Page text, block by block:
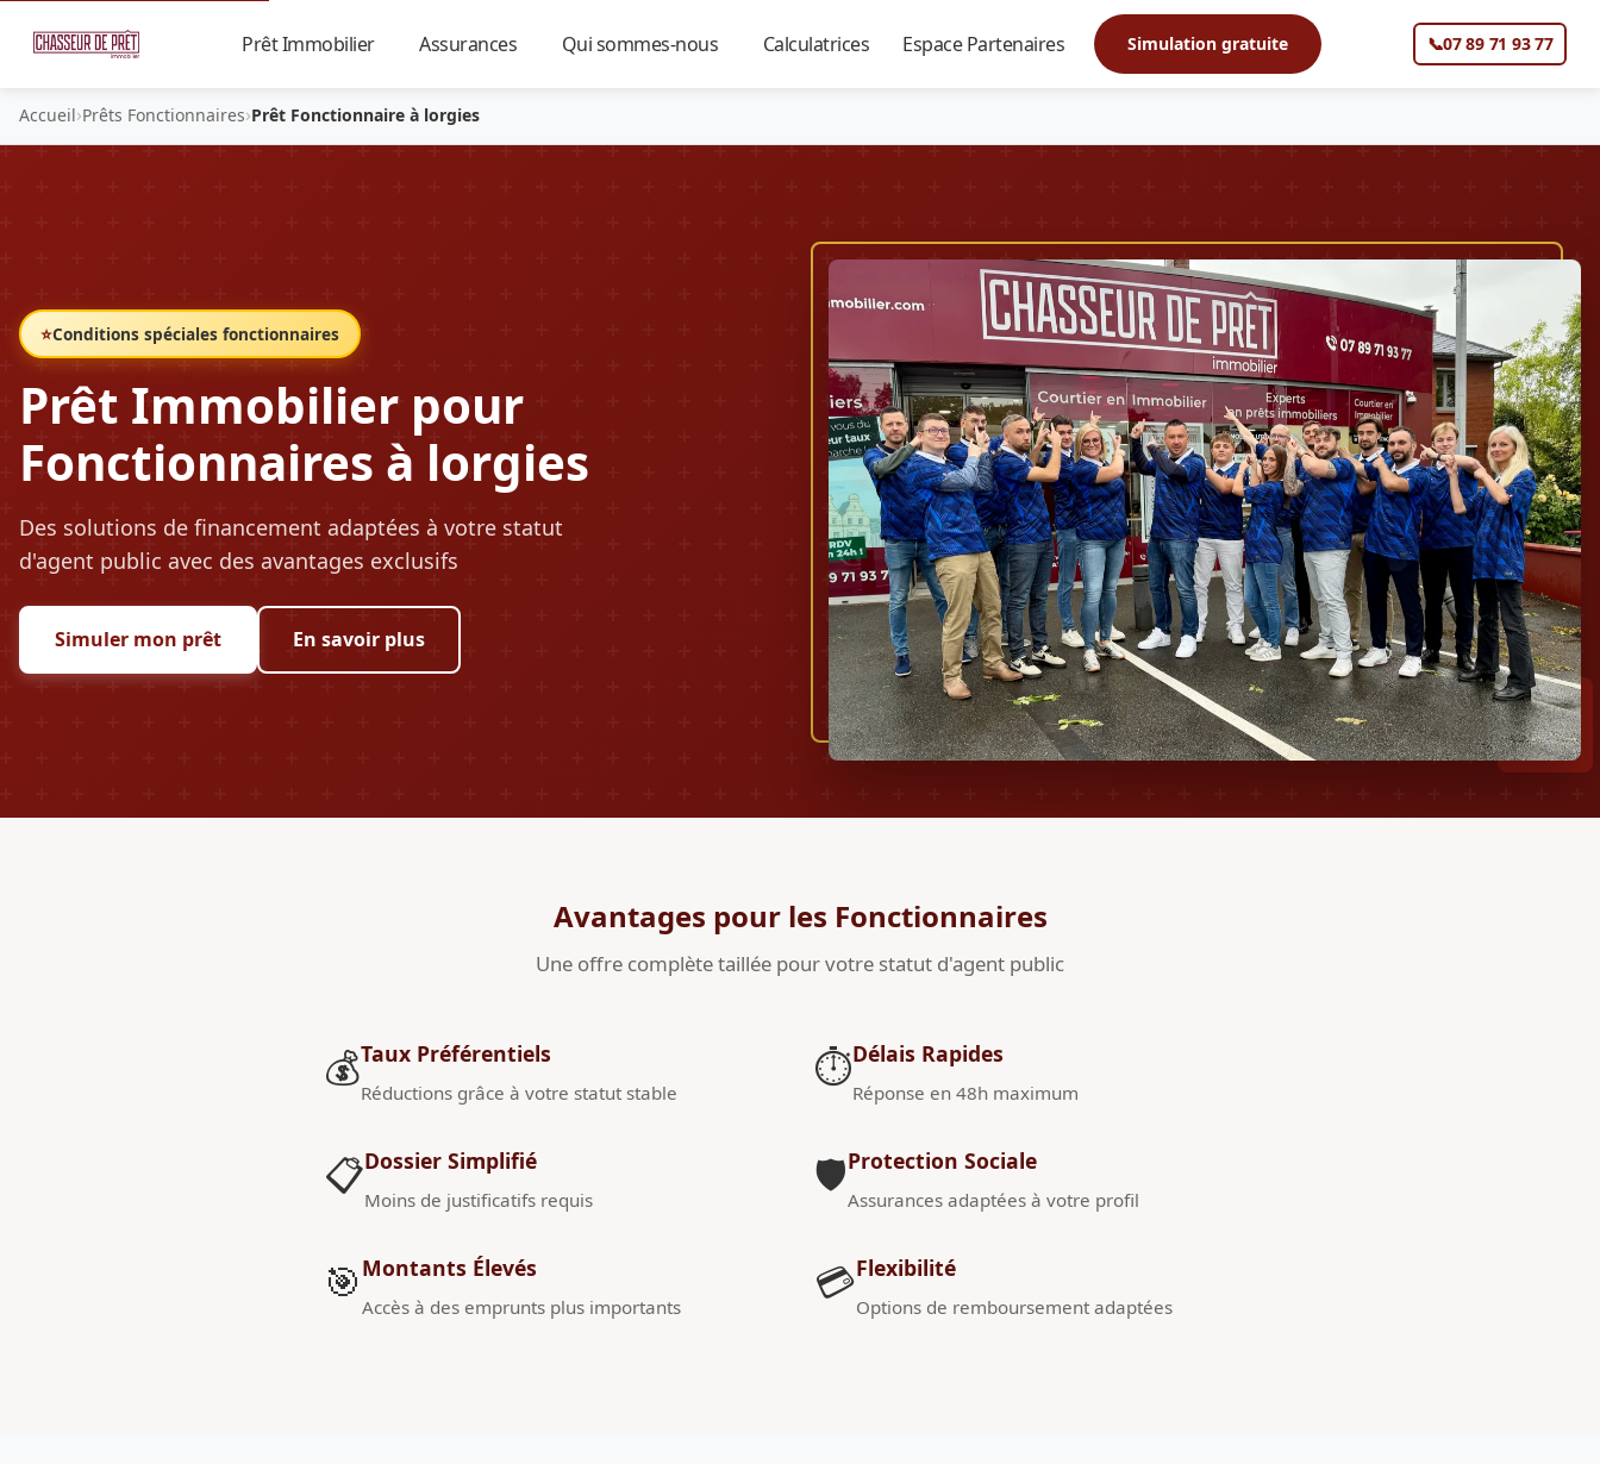
Prêt Immobilier Assurances Qui sommes-nous Calculatrices Espace Partenaires Simulation gratuite 📞07 89 71 93 77
Accueil›Prêts Fonctionnaires›Prêt Fonctionnaire à lorgies
⭐Conditions spéciales fonctionnaires
Prêt Immobilier pour
Fonctionnaires à lorgies
Des solutions de financement adaptées à votre statut
d'agent public avec des avantages exclusifs
Simuler mon prêt En savoir plus
Avantages pour les Fonctionnaires
Une offre complète taillée pour votre statut d'agent public
💰Taux Préférentiels
Réductions grâce à votre statut stable
📋Dossier Simplifié
Moins de justificatifs requis
🎯 Montants Élevés
Accès à des emprunts plus importants
⏱️Délais Rapides
Réponse en 48h maximum
🛡️Protection Sociale
Assurances adaptées à votre profil
💳Flexibilité
Options de remboursement adaptées